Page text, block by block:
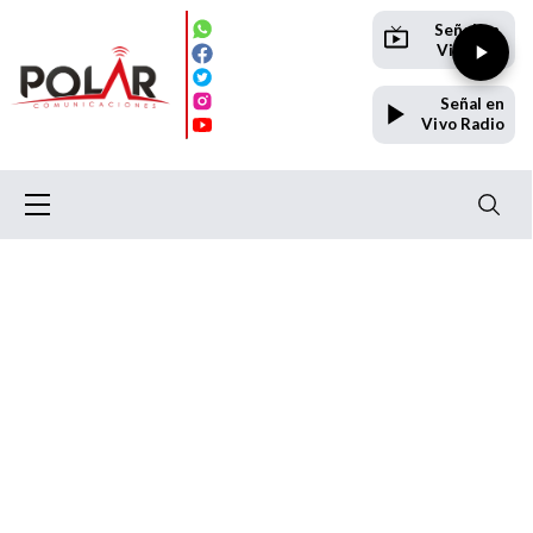
Señal en
Vivo TV
Señal en
Vivo Radio